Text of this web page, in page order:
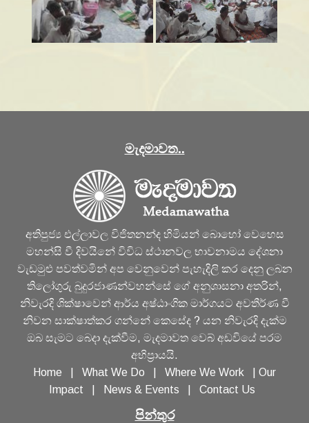
මැදමාවත..
අතිපුජ්‍ය එල්ලාවල විජිතනන්ද හිමියන් බොහෝ වෙහෙස
මහන්සි වී දිවයිනේ විවිධ ස්ථානවල භාවනාමය දේශනා
වැඩමුළු පවත්වමින් අප වෙනුවෙන් පැහැදිලි කර දෙනු ලබන
තිලෝගුරු බුදුරජාණන්වහන්සේ ගේ අනුශාසනා අතරින්,
නිවැරදි ශික්ෂාවෙන් ආර්ය අෂ්ඨාංගික මාර්ගයට අවතීර්ණ වී
නිවන සාක්ෂාත්කර ගන්නේ කෙසේද ? යන නිවැරදි දැක්ම
ඔබ සැමට බෙදා දැක්වීම, මැදමාවත වෙබ් අඩවියේ පරම
අභිප්‍රායයි.
Home
What We Do Where We Work
Our
Impact
News & Events Contact Us
පින්තුර